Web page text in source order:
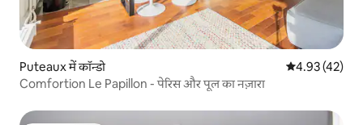
Puteaux में कॉन्डो औसत रेटिंग 5 में
4.93 (42)
Comfortion Le Papillon - पेरिस और पूल का नज़ारा